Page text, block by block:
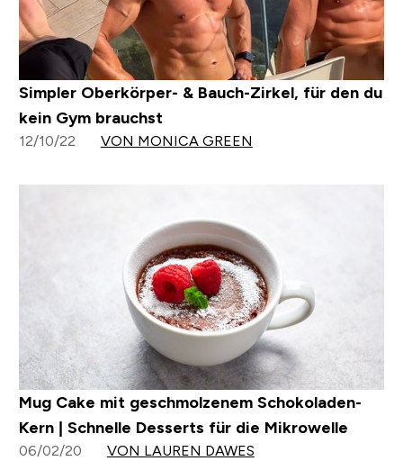
Simpler Oberkörper- & Bauch-Zirkel, für den du
kein Gym brauchst
12/10/22 VON MONICA GREEN
Mug Cake mit geschmolzenem Schokoladen-
Kern | Schnelle Desserts für die Mikrowelle
06/02/20 VON LAUREN DAWES